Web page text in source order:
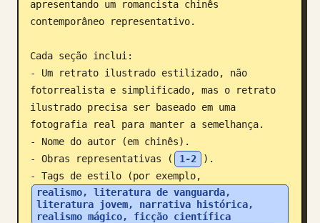
apresentando um romancista chinês
contemporâneo representativo.
Cada seção inclui:
- Um retrato ilustrado estilizado, não
fotorrealista e simplificado, mas o retrato
ilustrado precisa ser baseado em uma
fotografia real para manter a semelhança.
- Nome do autor (em chinês).
- Obras representativas (
1-2
).
- Tags de estilo (por exemplo,
realismo, literatura de vanguarda,
literatura jovem, narrativa histórica,
realismo mágico, ficção científica